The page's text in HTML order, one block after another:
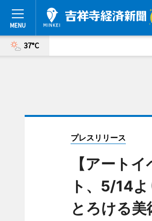
37°C
プレスリリース
【アート
ト、5/14
とろける